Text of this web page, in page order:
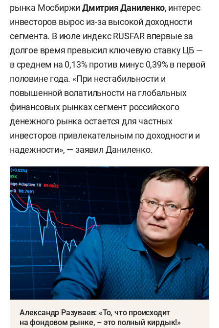
рынка МосбиржиДмитрия Даниленко, интерес
инвесторов вырос из-за высокой доходности
сегмента. В июле индекс RUSFAR впервые за
долгое время превысил ключевую ставку ЦБ —
в среднем на 0,13% против минус 0,39% в первой
половине года. «При нестабильности и
повышенной волатильности на глобальных
финансовых рынках сегмент российского
денежного рынка остается для частных
инвесторов привлекательным по доходности и
надежности», — заявил Даниленко.
Александр Разуваев: «То, что происходит
на фондовом рынке, – это полный кирдык!»